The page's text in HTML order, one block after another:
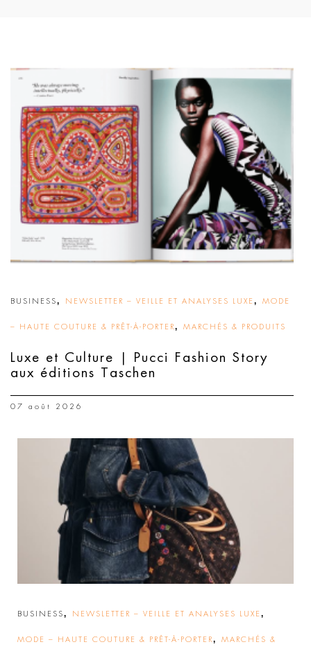
BUSINESS, NEWSLETTER – VEILLE ET ANALYSES LUXE , MODE
– HAUTE COUTURE & PRÊT-À-PORTER, MARCHÉS & PRODUITS
Luxe et Culture | Pucci Fashion Story
aux éditions Taschen
07 août 2026
BUSINESS, NEWSLETTER – VEILLE ET ANALYSES LUXE ,
MODE – HAUTE COUTURE & PRÊT-À-PORTER, MARCHÉS &